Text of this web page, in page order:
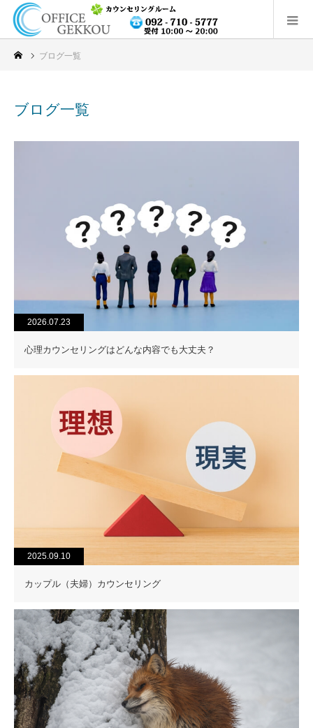
ブログ一覧
ブログ一覧
2026.07.23
心理カウンセリングはどんな内容でも大丈夫？
2025.09.10
カップル（夫婦）カウンセリング